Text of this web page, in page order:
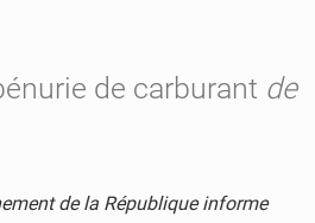
de carburant de
de la République informe